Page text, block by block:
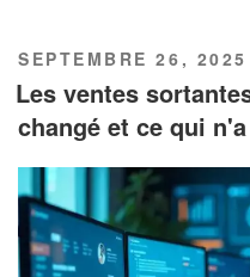
PUBLIÉ
LE
SEPTEMBRE 26, 2025
Les ventes
changé et ce qui